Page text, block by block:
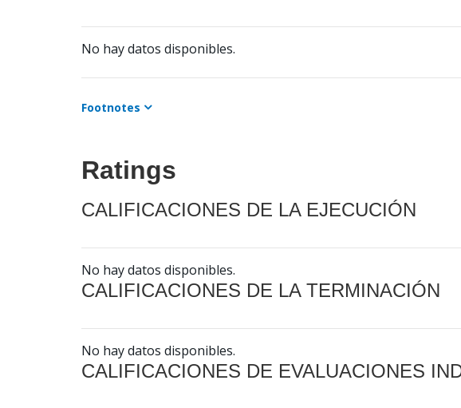
No hay datos disponibles.
Footnotes
Ratings
CALIFICACIONES DE LA EJECUCIÓN
No hay datos disponibles.
CALIFICACIONES DE LA TERMINACIÓN
No hay datos disponibles.
CALIFICACIONES DE EVALUACIONES